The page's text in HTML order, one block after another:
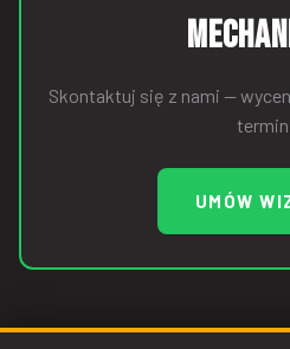
Skontaktuj się z nami —
UMÓW